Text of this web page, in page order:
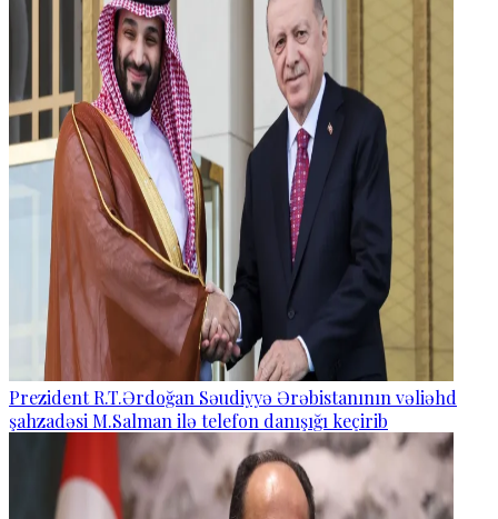
Prezident R.T.Ərdoğan Səudiyyə Ərəbistanının vəliəhd
şahzadəsi M.Salman ilə telefon danışığı keçirib